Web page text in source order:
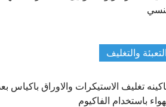
التعبئة والتغليف
تغليف الاستيكرات والاوراق باكياس
باستخدام الفاكيوم